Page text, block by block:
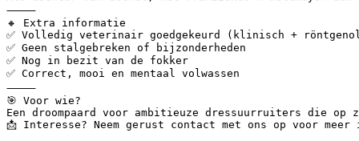
⸻
🔸 Extra informatie
✅ Volledig veterinair goedgekeurd (klinisch +
✅ Geen stalgebreken of bijzonderheden
✅ Nog in bezit van de fokker
✅ Correct, mooi en mentaal volwassen
⸻
🎯 Voor wie?
Een droompaard voor ambitieuze dressuurruiters die
📩 Interesse? Neem gerust contact met ons op voor